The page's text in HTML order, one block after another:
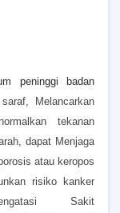
peninggi badan
Melancarkan
tekanan
dapat Menjaga
atau keropos
risiko kanker
Sakit